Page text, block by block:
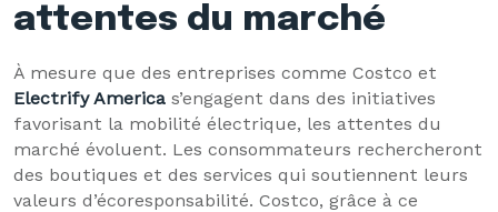
attentes du marché
À mesure que des entreprises comme Costco et
Electrify America s’engagent dans des initiatives
favorisant la mobilité électrique, les attentes du
marché évoluent. Les consommateurs rechercheront
des boutiques et des services qui soutiennent leurs
valeurs d’écoresponsabilité. Costco, grâce à ce